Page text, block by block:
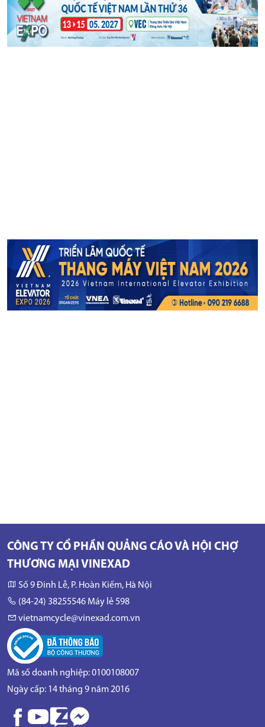
CÔNG TY CỔ PHẦN QUẢNG CÁO VÀ HỘI CHỢ
THƯƠNG MẠI VINEXAD
Số 9 Đinh Lễ, P. Hoàn Kiếm, Hà Nội
(84-24) 38255546 Máy lẻ 598
vietnamcycle@vinexad.com.vn
Mã số doanh nghiệp: 0100108007
Ngày cấp: 14 tháng 9 năm 2016